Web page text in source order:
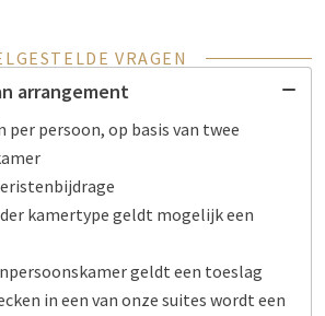
VRAGEN
arrangement
per persoon, op basis van twee
kamertype geldt mogelijk een
geldt een toeslag
in een van onze suites wordt een